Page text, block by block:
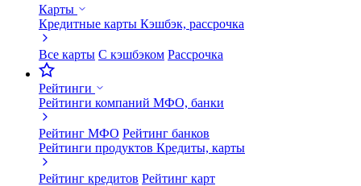
Карты
Кредитные карты Кэшбэк, рассрочка
Все карты С кэшбэком Рассрочка
Рейтинги
Рейтинги компаний МФО, банки
Рейтинг МФО Рейтинг банков
Рейтинги продуктов Кредиты, карты
Рейтинг кредитов Рейтинг карт